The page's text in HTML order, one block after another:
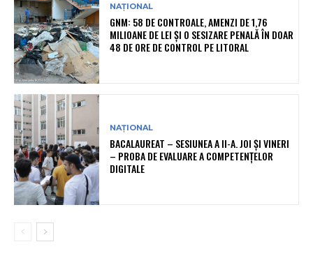
NAȚIONAL
GNM: 58 DE CONTROALE, AMENZI DE 1,76
MILIOANE DE LEI ȘI O SESIZARE PENALĂ ÎN DOAR
48 DE ORE DE CONTROL PE LITORAL
NAȚIONAL
BACALAUREAT – SESIUNEA A II-A. JOI ȘI VINERI
– PROBA DE EVALUARE A COMPETENȚELOR
DIGITALE